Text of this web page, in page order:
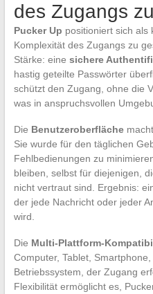
des Zugangs
Pucker Up positioniert sich als
Komplexität des Zugangs zu
Stärke: eine sichere
hastig geteilte Passwörter
schützt den Zugang, ohne die
was in anspruchsvollen
Die Benutzeroberflächemacht
Sie wurde für den täglichen
Fehlbedienungen zu
bleiben, selbst für diejenigen,
nicht vertraut sind. Ergebnis:
der jede Nachricht oder jeder
wird.
Die Multi-Plattform-
Computer, Tablet,
Betriebssystem, der Zugang
Flexibilität ermöglicht es,